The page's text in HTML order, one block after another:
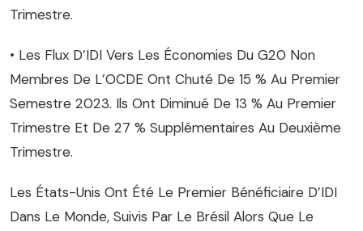
Trimestre.
• Les Flux D’IDI Vers Les Économies Du G20 Non
Membres De L’OCDE Ont Chuté De 15 % Au Premier
Semestre 2023. Ils Ont Diminué De 13 % Au Premier
Trimestre Et De 27 % Supplémentaires Au Deuxième
Trimestre.
Les États-Unis Ont Été Le Premier Bénéficiaire D’IDI
Dans Le Monde, Suivis Par Le Brésil Alors Que Le